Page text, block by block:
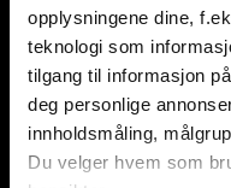
opplysningene dine,
teknologi som
tilgang til informasjon
deg personlige
innholdsmåling,
Du velger hvem som
tips@n247.no
Annonsering:
marked@n247.no